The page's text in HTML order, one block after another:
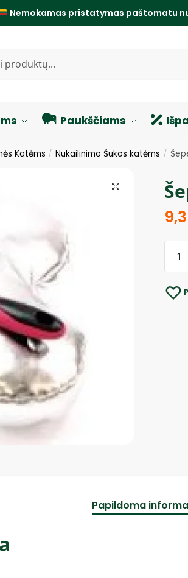
Nemokamas pristatymas paštomatu
Paukščiams
Katėms / Nukailinimo Šukos katėms /
Papildoma